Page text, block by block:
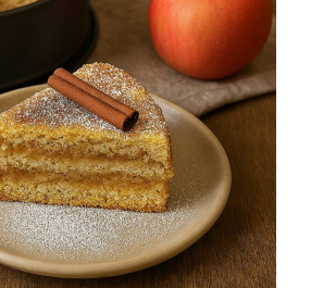
–
PROSTY
PYSZNY
DESER
BEZ